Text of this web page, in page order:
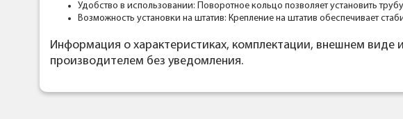
Удобство в использовании: Поворотное кольцо позволяет установить
Возможность установки на штатив: Крепление на штатив обеспечивает
Информация о характеристиках, комплектации, внешнем виде
производителем без уведомления.